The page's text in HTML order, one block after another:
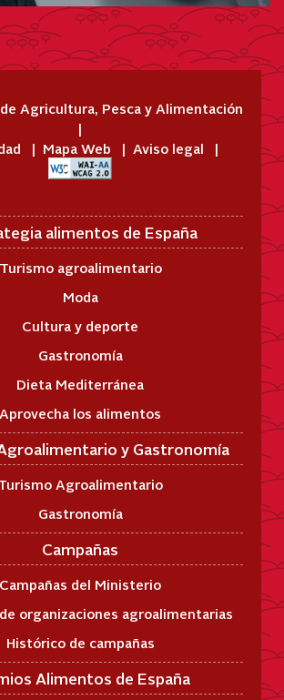
Agricultura, Pesca y Alimentación
Mapa Web Aviso legal
alimentos de España
Turismo agroalimentario
Moda
Cultura y deporte
Gastronomía
Dieta Mediterránea
Aprovecha los alimentos
y Gastronomía
Agroalimentario
Gastronomía
Campañas
Campañas del Ministerio
organizaciones agroalimentarias
Histórico de campañas
Alimentos de España